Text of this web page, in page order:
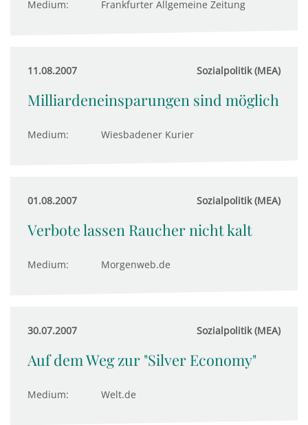
Medium: Frankfurter Allgemeine Zeitung
11.08.2007 Sozialpolitik (MEA)
Milliardeneinsparungen sind möglich
Medium: Wiesbadener Kurier
01.08.2007 Sozialpolitik (MEA)
Verbote lassen Raucher nicht kalt
Medium: Morgenweb.de
30.07.2007 Sozialpolitik (MEA)
Auf dem Weg zur "Silver Economy"
Medium: Welt.de